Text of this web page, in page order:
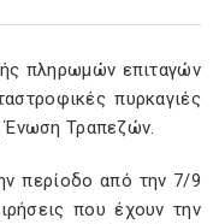
πληρωμών επιταγών
πυρκαγιές
Ένωση Τραπεζών.
περίοδο από την 7/9
που έχουν την